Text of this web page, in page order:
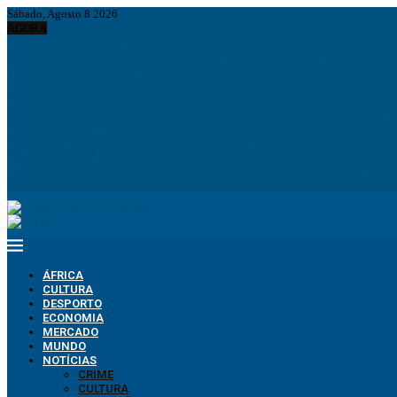
Sábado, Agosto 8 2026
ÁFRICA
CULTURA
DESPORTO
ECONOMIA
MERCADO
MUNDO
NOTÍCIAS
CRIME
CULTURA